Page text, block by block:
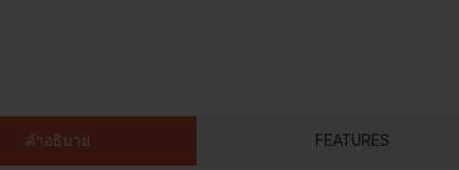
คำอธิบาย FEATURES